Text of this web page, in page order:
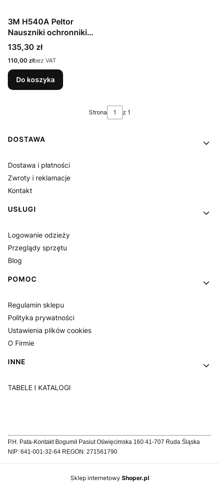
3M H540A Peltor
Nauszniki ochronniki
słuchu Optime III na
głowę na pałąku
Cena
135,30 zł
Cena
110,00 złbez VAT
Do koszyka
Strona z 1
Linki w stopce
DOSTAWA
Dostawa i płatności
Zwroty i reklamacje
Kontakt
USŁUGI
Logowanie odzieży
Przeglądy sprzętu
Blog
POMOC
Regulamin sklepu
Polityka prywatności
Ustawienia plików cookies
O Firmie
INNE
TABELE I KATALOGI
P.H. Pata-Kontakt Bogumił Pasiut Oświęcimska 160 41-707 Ruda Śląska
NIP: 641-001-32-64 REGON: 271561790
Sklep internetowy Shoper.pl